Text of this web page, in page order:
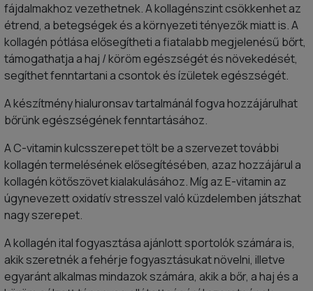
fájdalmakhoz vezethetnek. A kollagénszint csökkenhet az
étrend, a betegségek és a környezeti tényezők miatt is. A
kollagén pótlása elősegítheti a fiatalabb megjelenésű bőrt,
támogathatja a haj / köröm egészségét és növekedését,
segíthet fenntartani a csontok és ízületek egészségét.
A készítmény hialuronsav tartalmánál fogva hozzájárulhat
bőrünk egészségének fenntartásához.
A C-vitamin kulcsszerepet tölt be a szervezet további
kollagén termelésének elősegítésében, azaz hozzájárul a
kollagén kötőszövet kialakulásához. Míg az E-vitamin az
úgynevezett oxidatív stresszel való küzdelemben játszhat
nagy szerepet.
A kollagén ital fogyasztása ajánlott sportolók számára is,
akik szeretnék a fehérje fogyasztásukat növelni, illetve
egyaránt alkalmas mindazok számára, akik a bőr, a haj és a